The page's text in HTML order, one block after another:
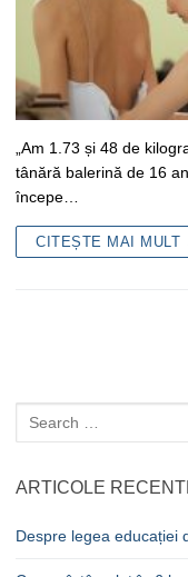
„Am 1.73 și 48 de
tânără balerină de 16
începe…
CITEȘTE MAI MULT
Caută
după:
ARTICOLE
Despre legea educației